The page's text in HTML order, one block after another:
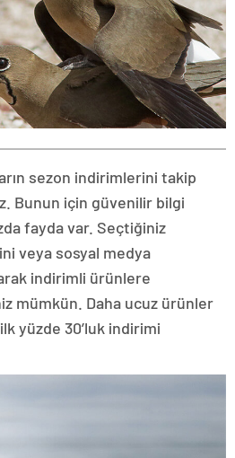
sezon indirimlerini takip
Bunun için güvenilir bilgi
fayda var. Seçtiğiniz
veya sosyal medya
indirimli ürünlere
mümkün. Daha ucuz ürünler
yüzde 30’luk indirimi